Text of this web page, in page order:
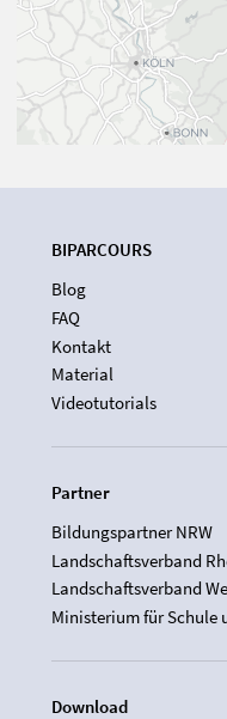
BIPARCOURS
Blog
FAQ
Kontakt
Material
Videotutorials
Partner
Bildungspartner NRW
Landschaftsverband
Landschaftsverband
Ministerium für Schule
Download